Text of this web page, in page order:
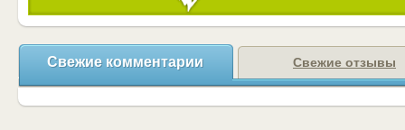
Свежие комментарии Свежие отзывы